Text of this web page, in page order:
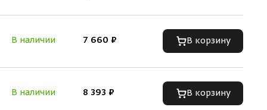
В наличии 7 660 ₽ В корзину
В наличии 8 393 ₽ В корзину